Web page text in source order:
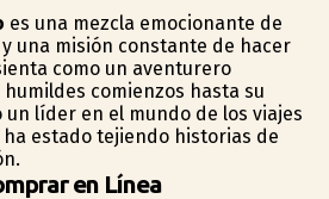
es una mezcla emocionante de
una misión constante de hacer
como un aventurero
comienzos hasta su
un líder en el mundo de los viajes
estado tejiendo historias de
en Línea